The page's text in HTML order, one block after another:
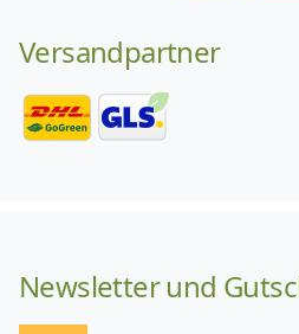
Versandpartner
Newsletter und